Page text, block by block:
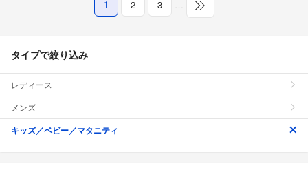
1 2 3 …
タイプで絞り込み
レディース
メンズ
キッズ／ベビー／マタニティ